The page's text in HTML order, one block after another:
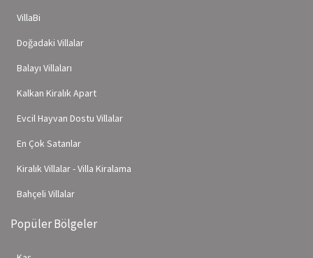
VillaBi
Doğadaki Villalar
Balayı Villaları
Kalkan Kiralık Apart
Evcil Hayvan Dostu Villalar
En Çok Satanlar
Kiralık Villalar - Villa Kiralama
Bahçeli Villalar
Popüler Bölgeler